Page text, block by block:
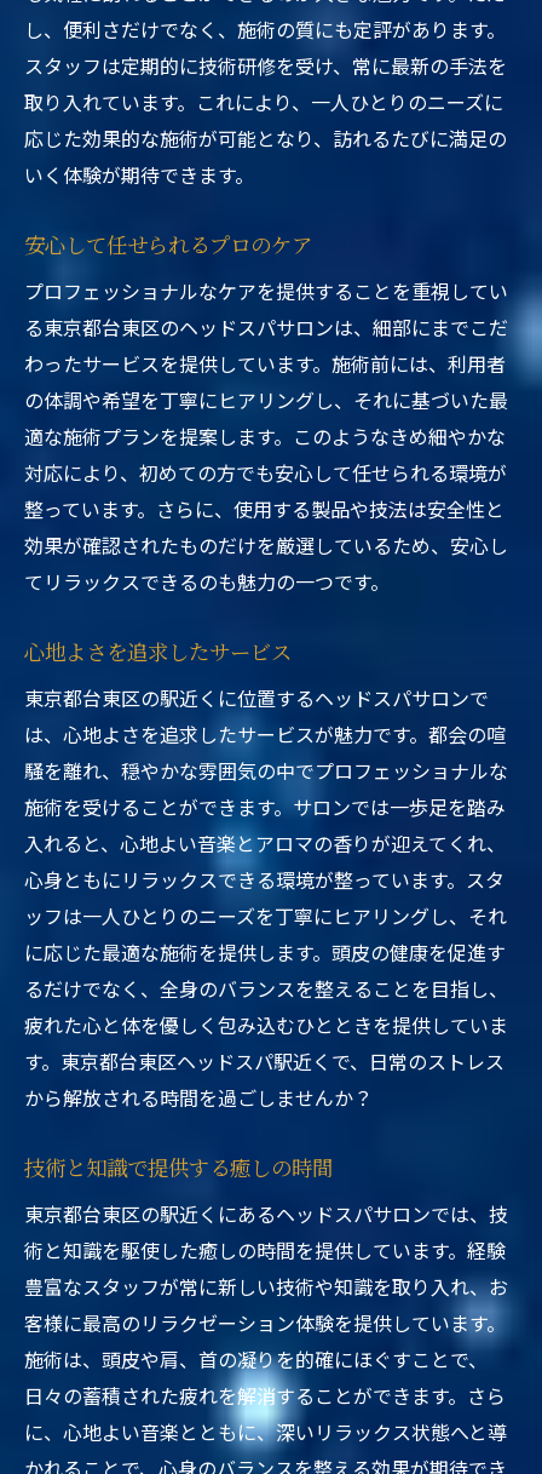
し、便利さだけでなく、施術の質にも定評があります。
スタッフは定期的に技術研修を受け、常に最新の手法を
取り入れています。これにより、一人ひとりのニーズに
応じた効果的な施術が可能となり、訪れるたびに満足の
いく体験が期待できます。
安心して任せられるプロのケア
プロフェッショナルなケアを提供することを重視してい
る東京都台東区のヘッドスパサロンは、細部にまでこだ
わったサービスを提供しています。施術前には、利用者
の体調や希望を丁寧にヒアリングし、それに基づいた最
適な施術プランを提案します。このようなきめ細やかな
対応により、初めての方でも安心して任せられる環境が
整っています。さらに、使用する製品や技法は安全性と
効果が確認されたものだけを厳選しているため、安心し
てリラックスできるのも魅力の一つです。
心地よさを追求したサービス
東京都台東区の駅近くに位置するヘッドスパサロンで
は、心地よさを追求したサービスが魅力です。都会の喧
騒を離れ、穏やかな雰囲気の中でプロフェッショナルな
施術を受けることができます。サロンでは一歩足を踏み
入れると、心地よい音楽とアロマの香りが迎えてくれ、
心身ともにリラックスできる環境が整っています。スタ
ッフは一人ひとりのニーズを丁寧にヒアリングし、それ
に応じた最適な施術を提供します。頭皮の健康を促進す
るだけでなく、全身のバランスを整えることを目指し、
疲れた心と体を優しく包み込むひとときを提供していま
す。東京都台東区ヘッドスパ駅近くで、日常のストレス
から解放される時間を過ごしませんか？
技術と知識で提供する癒しの時間
東京都台東区の駅近くにあるヘッドスパサロンでは、技
術と知識を駆使した癒しの時間を提供しています。経験
豊富なスタッフが常に新しい技術や知識を取り入れ、お
客様に最高のリラクゼーション体験を提供しています。
施術は、頭皮や肩、首の凝りを的確にほぐすことで、
日々の蓄積された疲れを解消することができます。さら
に、心地よい音楽とともに、深いリラックス状態へと導
かれることで、心身のバランスを整える効果が期待でき